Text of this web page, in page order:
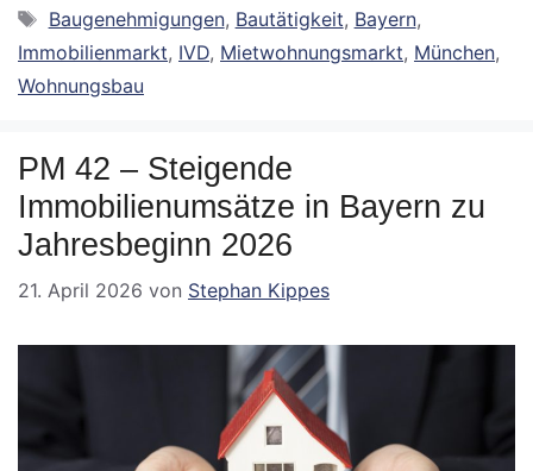
Schlagwörter
Baugenehmigungen, Bautätigkeit, Bayern,
Immobilienmarkt, IVD, Mietwohnungsmarkt, München,
Wohnungsbau
PM 42 – Steigende
Immobilienumsätze in Bayern zu
Jahresbeginn 2026
21. April 2026 von Stephan Kippes